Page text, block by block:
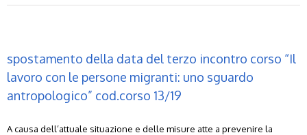
spostamento della data del terzo incontro corso “Il
lavoro con le persone migranti: uno sguardo
antropologico” cod.corso 13/19
A causa dell’attuale situazione e delle misure atte a prevenire la